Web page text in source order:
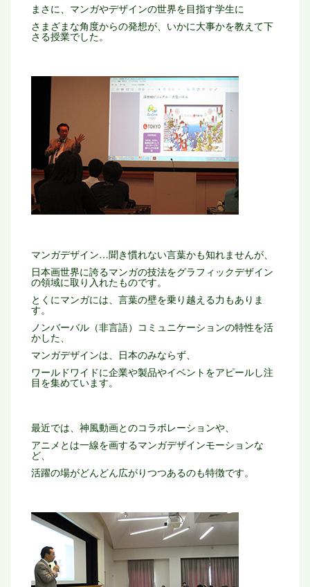
まさに、マンガやデザインの世界を目指す学生に
さまざまな角度からの発想が、いかに大事かを教えて下
さる授業でした。
マンガデザイン…聞き慣れない言葉かも知れませんが、
日本画世界に誇るマンガの技法をグラフィックデザイン
の領域に取り入れたものです。
とくにマンガには、言葉の壁を乗り越える力もありま
す。
ノンバーバル（非言語）コミュニケーションの特性を活
かした、
マンガデザインは、日本のみならず、
ワールドワイドに企業や製品やイベントをアピールし注
目を集めています。
最近では、神風動画とのコラボレーションや、
アニメとは一線を画するマンガデザインモーションな
ど、
活躍の場がどんどん広がりつつあるのも特徴です。